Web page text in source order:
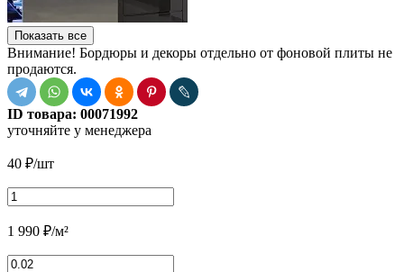
Показать все
Внимание! Бордюры и декоры отдельно от фоновой плиты не
продаются.
ID товара: 00071992
уточняйте у менеджера
40 ₽/шт
1 990 ₽/м²